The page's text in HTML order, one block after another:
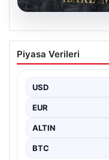
05.08.2026
Merkez
Zaman
Türkiye Cumhuriyet
üzere…
Piyasa Verileri
USD
EUR
ALTIN
BTC